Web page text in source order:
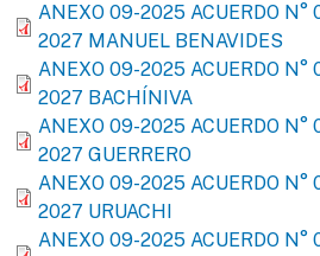
ANEXO 09-2025 ACUERDO
2027 MANUEL BENAVIDES
ANEXO 09-2025 ACUERDO
2027 BACHÍNIVA
ANEXO 09-2025 ACUERDO
2027 GUERRERO
ANEXO 09-2025 ACUERDO
2027 URUACHI
ANEXO 09-2025 ACUERDO